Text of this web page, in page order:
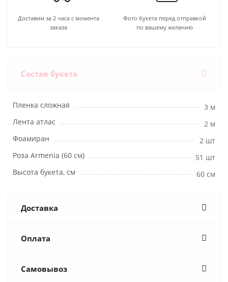
Доставим за 2 часа с момента
заказа
Фото букета перед отправкой
по вашему желанию
Состав букета
Пленка сложная
3 м
Лента атлас
2 м
Фоамиран
2 шт
Роза Armenia (60 см)
51 шт
Высота букета, см
60 см
Доставка
Оплата
Самовывоз